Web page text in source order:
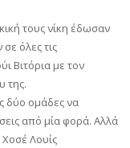
τους νίκη έδωσαν
όλες τις
Βιτόρια με τον
της.
δύο ομάδες να
από μία φορά. Αλλά
Λουίς